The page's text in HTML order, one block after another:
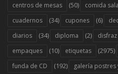
centros de mesas (50) comida
cuadernos (34) cupones (6)
diarios (34) diploma (2) disfraz
empaques (10) etiquetas (2975)
funda de CD (192) galería